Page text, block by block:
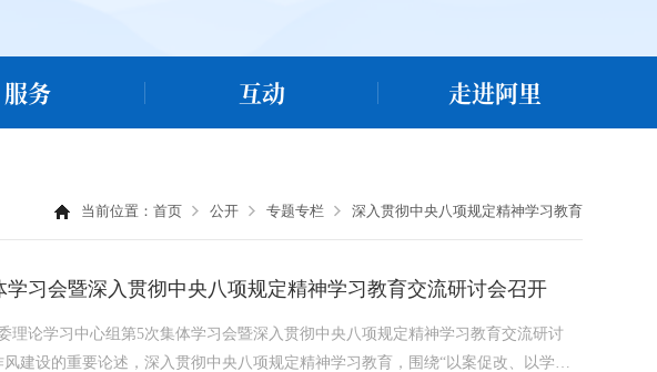
服务 互动 走进阿里
当前位置： 首页 公开 专题专栏 深入贯彻中央八项规定精神学习教育
习会暨深入贯彻中央八项规定精神学习教育交流研讨会召开
理论学习中心组第5次集体学习会暨深入贯彻中央八项规定精神学习教育交流研讨
建设的重要论述，深入贯彻中央八项规定精神学习教育，围绕“以案促改、以学促